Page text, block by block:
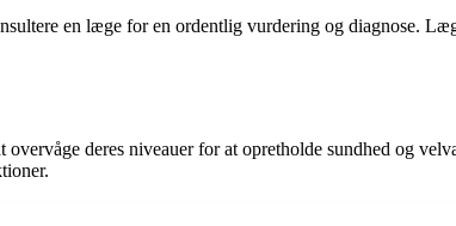
en læge for en ordentlig vurdering og diagnose.
deres niveauer for at opretholde sundhed og